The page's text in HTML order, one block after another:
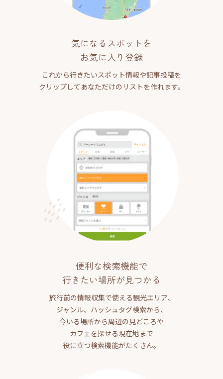
気になるスポットを
お気に入り登録
これから行きたいスポット情報や記事投稿を
クリップしてあなただけのリストを作れます。
便利な検索機能で
行きたい場所が見つかる
旅行前の情報収集で使える観光エリア、
ジャンル、ハッシュタグ検索から、
今いる場所から周辺の見どころや
カフェを探せる現在地まで
役に立つ検索機能がたくさん。